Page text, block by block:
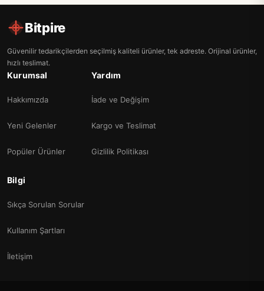
Bitpire
Güvenilir tedarikçilerden seçilmiş kaliteli ürünler, tek adreste. Orijinal ürünler,
hızlı teslimat.
Kurumsal
Hakkımızda
Yeni Gelenler
Popüler Ürünler
Yardım
İade ve Değişim
Kargo ve Teslimat
Gizlilik Politikası
Bilgi
Sıkça Sorulan Sorular
Kullanım Şartları
İletişim